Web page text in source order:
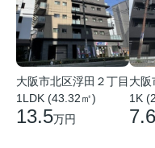
大阪市北区浮田２丁目
1LDK (43.32㎡)
13.5万円
大阪
1K
7.6